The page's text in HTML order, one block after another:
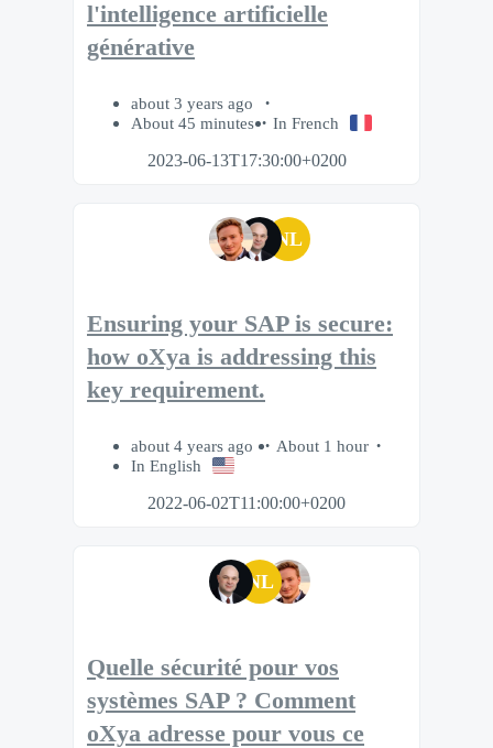
l'intelligence artificielle
générative
about 3 years ago
About 45 minutes
In French
2023-06-13T17:30:00+0200
NL
Ensuring your SAP is secure:
how oXya is addressing this
key requirement.
about 4 years ago
About 1 hour
In English
2022-06-02T11:00:00+0200
NL
Quelle sécurité pour vos
systèmes SAP ? Comment
oXya adresse pour vous ce